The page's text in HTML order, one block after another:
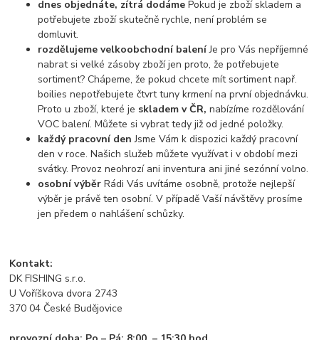
dnes objednáte, zítrá dodámePokud je zboží skladem a
potřebujete zboží skutečně rychle, není problém se
domluvit.
rozdělujeme velkoobchodní baleníJe pro Vás nepříjemné
nabrat si velké zásoby zboží jen proto, že potřebujete
sortiment? Chápeme, že pokud chcete mít sortiment např.
boilies nepotřebujete čtvrt tuny krmení na první objednávku.
Proto u zboží, které je skladem v ČR, nabízíme rozdělování
VOC balení. Můžete si vybrat tedy již od jedné položky.
každý pracovní denJsme Vám k dispozici každý pracovní
den v roce. Našich služeb můžete využívat i v období mezi
svátky. Provoz neohrozí ani inventura ani jiné sezónní volno.
osobní výběrRádi Vás uvítáme osobně, protože nejlepší
výběr je právě ten osobní. V případě Vaší návštěvy prosíme
jen předem o nahlášení schůzky.
Kontakt:
DK FISHING s.r.o.
U Voříškova dvora 2743
370 04 České Budějovice